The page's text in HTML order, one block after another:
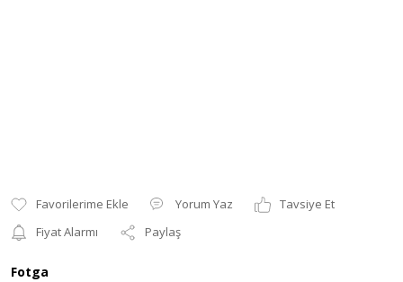
Yorum Yaz
Tavsiye Et
Fiyat Alarmı
Paylaş
Fotga